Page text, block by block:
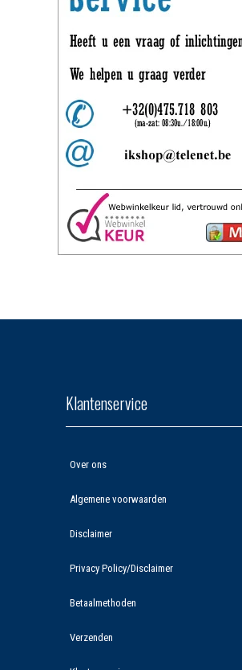
Klantenservice
Over ons
Algemene voorwaarden
Disclaimer
Privacy Policy/Disclaimer
Betaalmethoden
Verzenden